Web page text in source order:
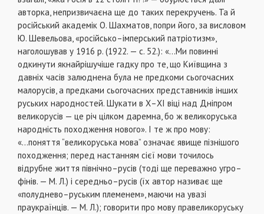
авторка, непризвичаєна ще до таких перекручень. Та й
російський академік О. Шахматов, попри його, за висловом
Ю. Шевельова, «російсько–імперський патріотизм»,
наголошував у 1916 р. (1922. — с. 52.): «...Ми повинні
одкинути якнайрішучіше гадку про те, що Київщина з
давніх часів залюднена була не предкоми сьогочасних
малорусів, а предками сьогочасних представників інших
руських народностей. Шукати в Х–ХІ віці над Дніпром
великорусів — це річ цілком даремна, бо ж великоруська
народність походження нового». І те ж про мову:
«...поняття “великоруська мова” означає явище пізнішого
походження; перед настанням сієї мови точилось
відрубне життя північно–русів (тоді ще переважно угро–
фінів. — М. Л.) і середньо–русів (їх автор називає ще
«полуднево–руським племенем», маючи на увазі
праукраїнців. — М. Л.); говорити про мову правеликоруську